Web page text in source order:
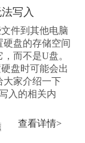
写入
件到其他电脑
盘的存储空间
而不是U盘。
盘时可能会出
大家介绍一下
入的相关内
查看详情>